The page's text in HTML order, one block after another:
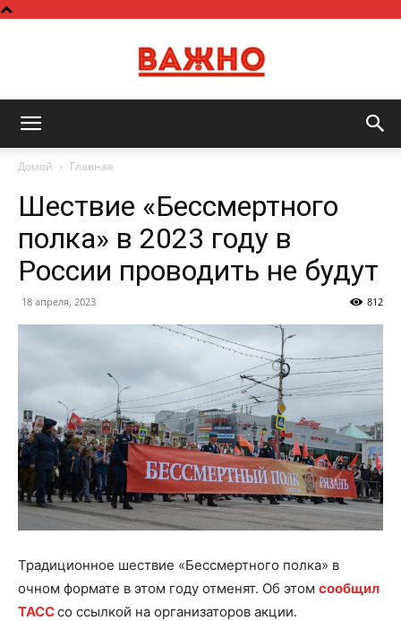
Домой Главная
Шествие «Бессмертного
полка» в 2023 году в
России проводить не будут
18 апреля, 2023 812
Традиционное шествие «Бессмертного полка» в
очном формате в этом году отменят. Об этом сообщил
ТАССсо ссылкой на организаторов акции.